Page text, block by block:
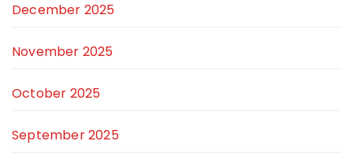
December 2025
November 2025
October 2025
September 2025